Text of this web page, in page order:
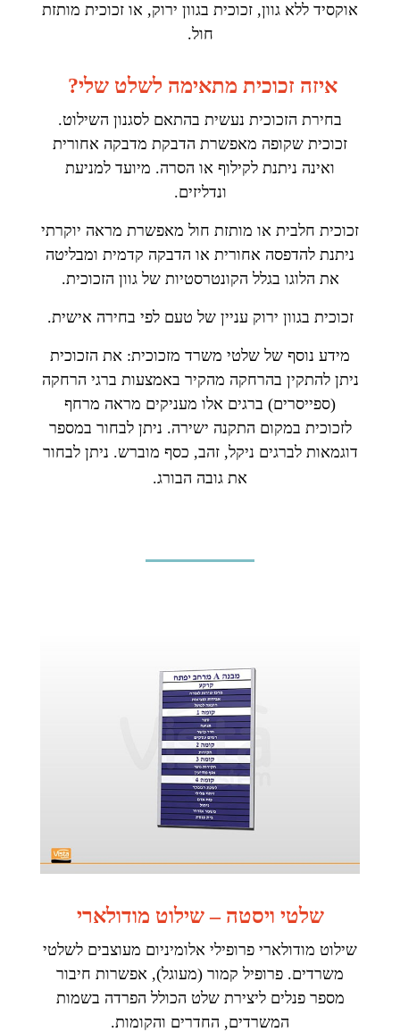
אוקסיד ללא גוון, זכוכית בגוון ירוק, או זכוכית מותזת
חול.
איזה זכוכית מתאימה לשלט שלי?
בחירת הזכוכית נעשית בהתאם לסגנון השילוט.
זכוכית שקופה מאפשרת הדבקת מדבקה אחורית
ואינה ניתנת לקילוף או הסרה. מיועד למניעת
ונדליזים.
זכוכית חלבית או מותזת חול מאפשרת מראה יוקרתי
ניתנת להדפסה אחורית או הדבקה קדמית ומבליטה
את הלוגו בגלל הקונטרסטיות של גוון הזכוכית.
זכוכית בגוון ירוק עניין של טעם לפי בחירה אישית.
מידע נוסף של שלטי משרד מזכוכית: את הזכוכית
ניתן להתקין בהרחקה מהקיר באמצעות ברגי הרחקה
(ספייסרים) ברגים אלו מעניקים מראה מרחף
לזכוכית במקום התקנה ישירה. ניתן לבחור במספר
דוגמאות לברגים ניקל, זהב, כסף מוברש. ניתן לבחור
את גובה הבורג.
שלטי ויסטה – שילוט מודולארי
שילוט מודולארי פרופילי אלומיניום מעוצבים לשלטי
משרדים. פרופיל קמור (מעוגל), אפשרות חיבור
מספר פנלים ליצירת שלט הכולל הפרדה בשמות
המשרדים, החדרים והקומות.